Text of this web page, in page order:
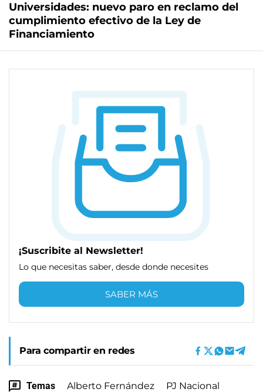
Universidades: nuevo paro en reclamo del
cumplimiento efectivo de la Ley de
Financiamiento
¡Suscribite al Newsletter!
Lo que necesitas saber, desde donde necesites
SABER MÁS
Para compartir en redes
Temas Alberto Fernández PJ Nacional